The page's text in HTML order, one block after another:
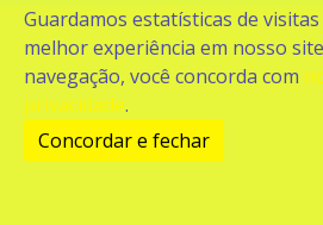
Guardamos estatísticas de
melhor experiência em nosso
navegação, você concorda com
privacidade.
Concordar e fechar
Casa com piscina
Apartamento com piscina
Condomínio fechado